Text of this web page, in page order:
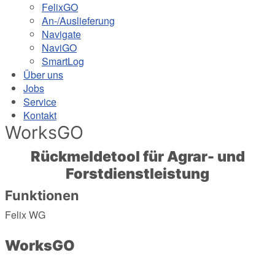
FelixGO
An-/Auslieferung
Navigate
NaviGO
SmartLog
Über uns
Jobs
Service
Kontakt
WorksGO
Rückmeldetool für Agrar- und
Forstdienstleistung
Funktionen
FelixWG
WorksGO